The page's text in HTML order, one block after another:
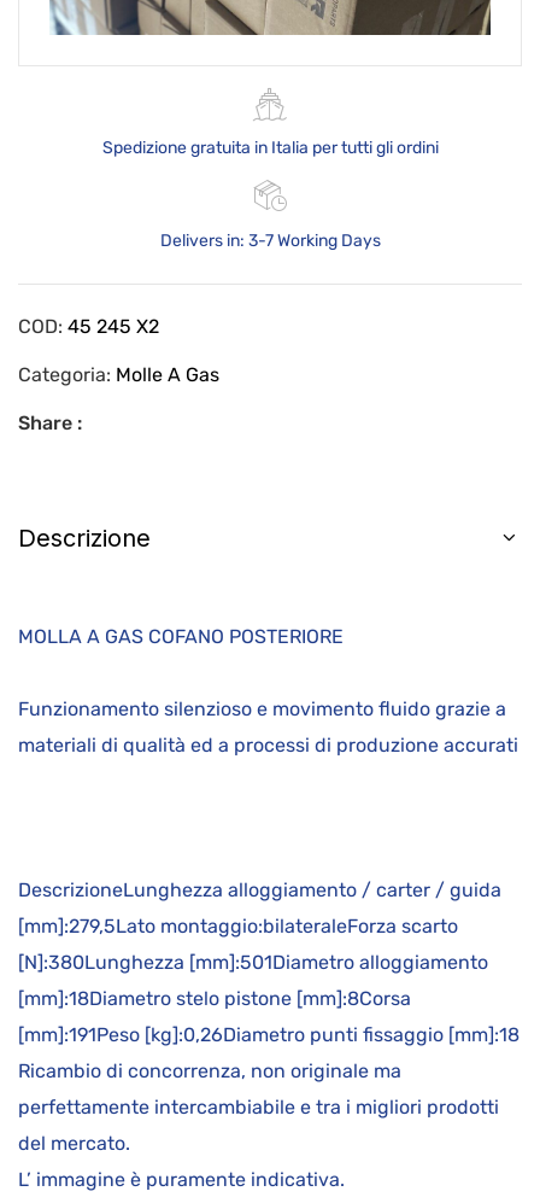
Spedizione gratuita in Italia per tutti gli ordini
Delivers in: 3-7 Working Days
COD: 45 245 X2
Categoria: Molle A Gas
Share :
Descrizione
MOLLA A GAS COFANO POSTERIORE
Funzionamento silenzioso e movimento fluido grazie a
materiali di qualità ed a processi di produzione accurati
DescrizioneLunghezza alloggiamento / carter / guida
[mm]:279,5Lato montaggio:bilateraleForza scarto
[N]:380Lunghezza [mm]:501Diametro alloggiamento
[mm]:18Diametro stelo pistone [mm]:8Corsa
[mm]:191Peso [kg]:0,26Diametro punti fissaggio [mm]:18
Ricambio di concorrenza, non originale ma
perfettamente intercambiabile e tra i migliori prodotti
del mercato.
L’ immagine è puramente indicativa.